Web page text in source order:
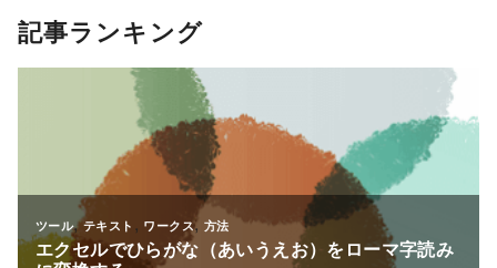
記事ランキング